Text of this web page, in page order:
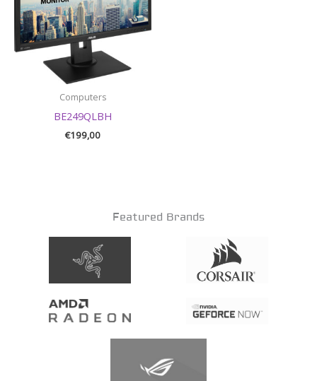
Computers
BE249QLBH
€199,00
Featured Brands